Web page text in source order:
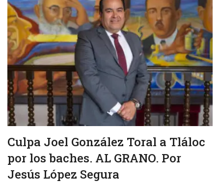
Culpa Joel González Toral a Tláloc
por los baches. AL GRANO. Por
Jesús López Segura